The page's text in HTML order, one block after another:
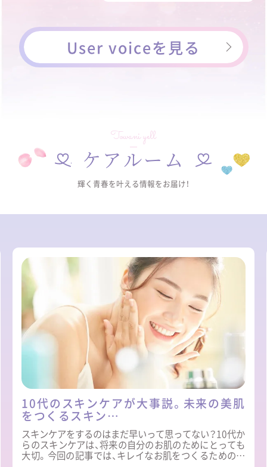
User voiceを見る
Towani yell
ケアルーム
輝く青春を叶える情報をお届け！
10代のスキンケアが大事説。未来の美肌
をつくるスキン…
スキンケアをするのはまだ早いって思ってない？10代か
らのスキンケアは、将来の自分のお肌のためにとっても
大切。今回の記事では、キレイなお肌をつくるための正